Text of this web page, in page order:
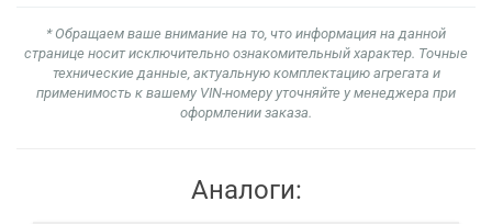
* Обращаем ваше внимание на то, что информация на данной
странице носит исключительно ознакомительный характер. Точные
технические данные, актуальную комплектацию агрегата и
применимость к вашему VIN-номеру уточняйте у менеджера при
оформлении заказа.
Аналоги: